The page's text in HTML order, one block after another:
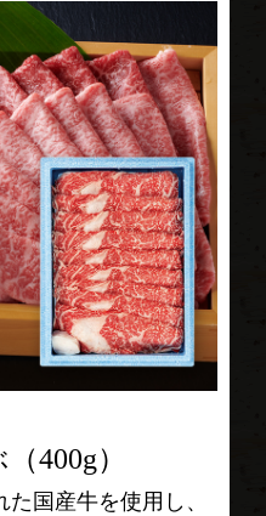
400g）
国産牛を使用し、